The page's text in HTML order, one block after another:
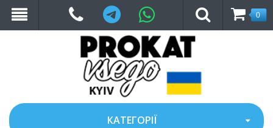
Telegram
0
КАТЕГОРІЇ